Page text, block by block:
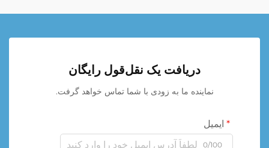
دریافت یک نقل‌قول رایگان
نماینده ما به زودی با شما تماس خواهد گرفت.
ایمیل
0/100